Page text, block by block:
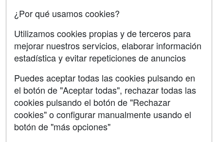
Copyleft
Grupo formazion:
¿Por qué usamos cookies?
Utilizamos cookies propias y de terceros para
mejorar nuestros servicios, elaborar información
estadística y evitar repeticiones de anuncios
Puedes aceptar todas las cookies pulsando en
el botón de "Aceptar todas", rechazar todas las
cookies pulsando el botón de "Rechazar
cookies" o configurar manualmente usando el
botón de "más opciones"